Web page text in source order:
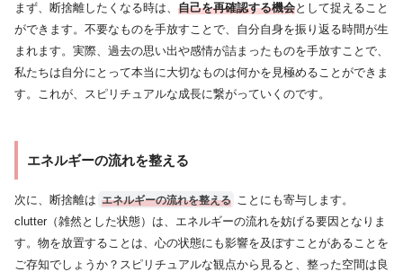
まず、断捨離したくなる時は、 自己を再確認する機会として捉えること
ができます。不要なものを手放すことで、自分自身を振り返る時間が生
まれます。実際、過去の思い出や感情が詰まったものを手放すことで、
私たちは自分にとって本当に大切なものは何かを見極めることができま
す。これが、スピリチュアルな成長に繋がっていくのです。
エネルギーの流れを整える
次に、断捨離は エネルギーの流れを整える
ことにも寄与します。
clutter（雑然とした状態）は、エネルギーの流れを妨げる要因となりま
す。物を放置することは、心の状態にも影響を及ぼすことがあることを
ご存知でしょうか？スピリチュアルな観点から見ると、整った空間は良